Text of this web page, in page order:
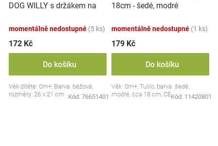
DOG WILLY s držákem na
momentálně nedostupné (5 ks)
172 Kč
Do košíku
Věk dítěte: 0m+, Barva: béžová,
rozměry: 26 x 21 cm
Kód: 76651401
18cm - šedé, modré
momentálně nedostupné (1 ks)
179 Kč
Do košíku
Věk: 0m+, Tulilo, barva: šedé,
modré, cca 18 cm, CEKód: 11420801